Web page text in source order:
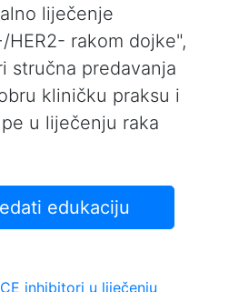
liječenje
HER2- rakom dojke",
stručna predavanja
kliničku praksu i
u liječenju raka
edukaciju